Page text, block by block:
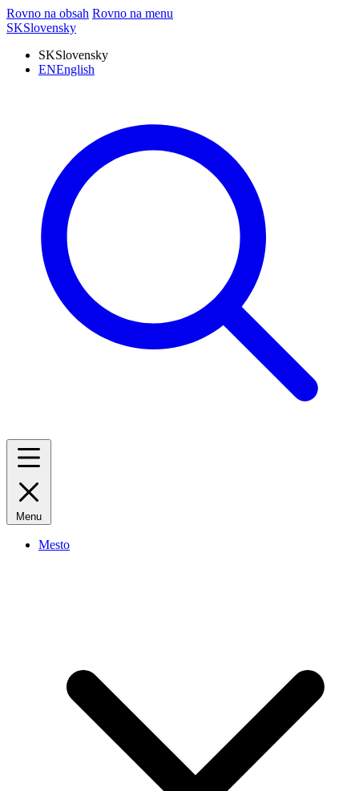
Rovno na obsah Rovno na menu
SKSlovensky
SKSlovensky
ENEnglish
Menu
Mesto